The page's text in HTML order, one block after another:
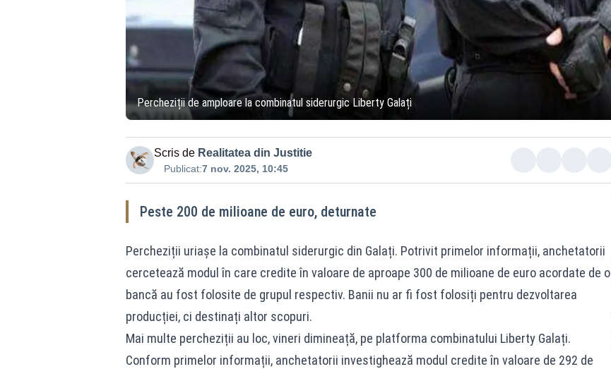
Percheziții de amploare la combinatul siderurgic Liberty Galați
Scris de Realitatea din Justitie
Publicat:7 nov. 2025, 10:45
Peste 200 de milioane de euro, deturnate
Percheziții uriașe la combinatul siderurgic din Galați. Potrivit primelor informații, anchetatorii
cercetează modul în care credite în valoare de aproape 300 de milioane de euro acordate de o
bancă au fost folosite de grupul respectiv. Banii nu ar fi fost folosiți pentru dezvoltarea
producției, ci destinați altor scopuri.
Mai multe percheziții au loc, vineri dimineață, pe platforma combinatului Liberty Galați.
Conform primelor informații, anchetatorii investighează modul credite în valoare de 292 de